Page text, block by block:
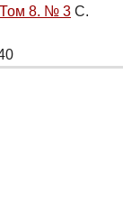
8. № 3 С.